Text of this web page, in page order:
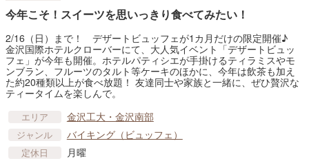
今年こそ！スイーツを思いっきり食べてみたい！
2/16（日）まで！ デザートビュッフェが1カ月だけの限定開催♪
金沢国際ホテルクローバーにて、大人気イベント「デザートビュッ
フェ」が今年も開催。ホテルパティシエが手掛けるティラミスやモ
ンブラン、フルーツのタルト等ケーキのほかに、今年は飲茶も加え
た約20種類以上が食べ放題！ 友達同士や家族と一緒に、ぜひ贅沢な
ティータイムを楽しんで。
エリア 金沢工大・金沢南部
ジャンル バイキング（ビュッフェ）
定休日 月曜